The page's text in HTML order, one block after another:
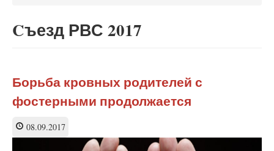
Cъезд РВС 2017
Борьба кровных родителей с
фостерными продолжается
08.09.2017